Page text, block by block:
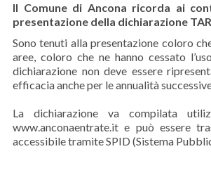
Il Comune di Ancona ricorda ai
presentazione della dichiarazione
Sono tenuti alla presentazione coloro
aree, coloro che ne hanno cessato
dichiarazione non deve essere
efficacia anche per le annualità
La dichiarazione va compilata
www.anconaentrate.it e può essere
accessibile tramite SPID (Sistema